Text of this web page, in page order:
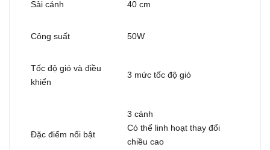
Sải cánh 40 cm
Công suất 50W
Tốc độ gió và điều
khiển
3 mức tốc độ gió
Đặc điểm nổi bật
3 cánh
Có thể linh hoạt thay đổi
chiều cao